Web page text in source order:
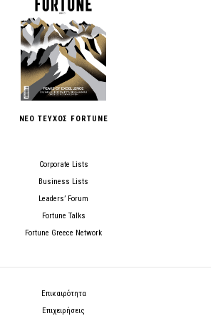
ΝΕΟ ΤΕΥΧΟΣ FORTUNE
Corporate Lists
Business Lists
Leaders’ Forum
Fortune Talks
Fortune Greece Network
Επικαιρότητα
Επιχειρήσεις